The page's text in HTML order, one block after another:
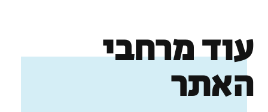
עוד מרחבי
האתר